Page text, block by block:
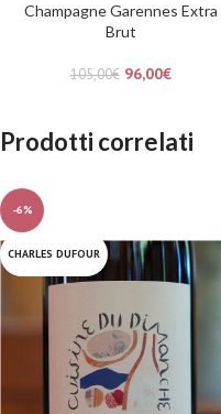
Champagne Garennes Extra
Brut
105,00€ 96,00€
Prodotti correlati
-6%
CHARLES DUFOUR